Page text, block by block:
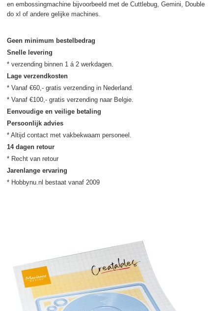
en embossingmachine bijvoorbeeld met de Cuttlebug, Gemini, Double
do xl of andere gelijke machines.
Geen minimum bestelbedrag
Snelle levering
Lage verzendkosten
* Vanaf €60,- gratis verzending in Nederland.
Eenvoudige en veilige betaling
Persoonlijk advies
14 dagen retour
Jarenlange ervaring
* Hobbynu.nl bestaat vanaf 2009